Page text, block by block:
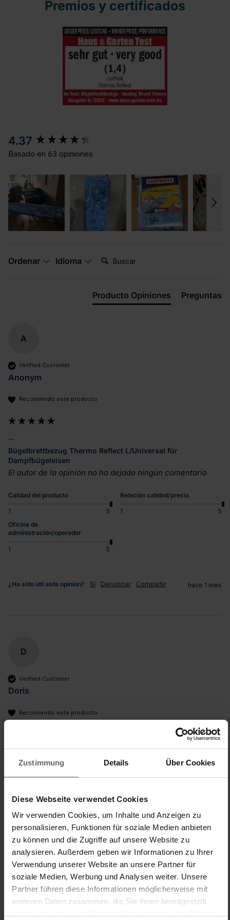
Zustimmung Details Über Cookies
Diese Webseite verwendet Cookies
Wir verwenden Cookies, um Inhalte und Anzeigen zu
personalisieren, Funktionen für soziale Medien anbieten
zu können und die Zugriffe auf unsere Website zu
analysieren. Außerdem geben wir Informationen zu Ihrer
Verwendung unserer Website an unsere Partner für
soziale Medien, Werbung und Analysen weiter. Unsere
Partner führen diese Informationen möglicherweise mit
weiteren Daten zusammen, die Sie ihnen bereitgestellt
Premios y certificados
4.37
Basado en 63 opiniones
Ordenar Idioma Buscar:
Producto Opiniones Preguntas
A
Verified Customer
Anonym
Recomiendo este producto
...
Bügelbrettbezug Thermo Reflect L/Universal für
Dampfbügeleisen
El autor de la opinión no ha dejado ningún comentario
Calidad del producto
1 5
Relación calidad/precio
1
5
Oficina de
administración/operador
1 5
¿Ha sido útil esta opinión? Sí Denunciar Compartir hace 1 mes
D
Verified Customer
Doris
Recomiendo este producto
...
Bügelbrettbezug Thermo Reflect S/M Black für
5 1
Oficina de
5
¿Ha sido útil esta opinión? Denunciar Compartir hace 1 mes
New content loaded